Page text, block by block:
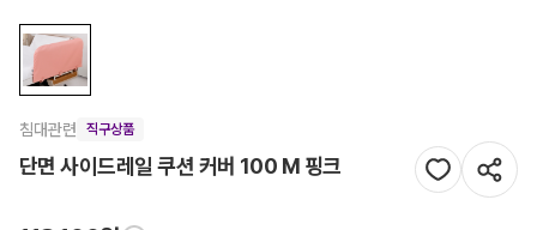
침대관련 직구상품
단면 사이드레일 쿠션 커버 100 M 핑크